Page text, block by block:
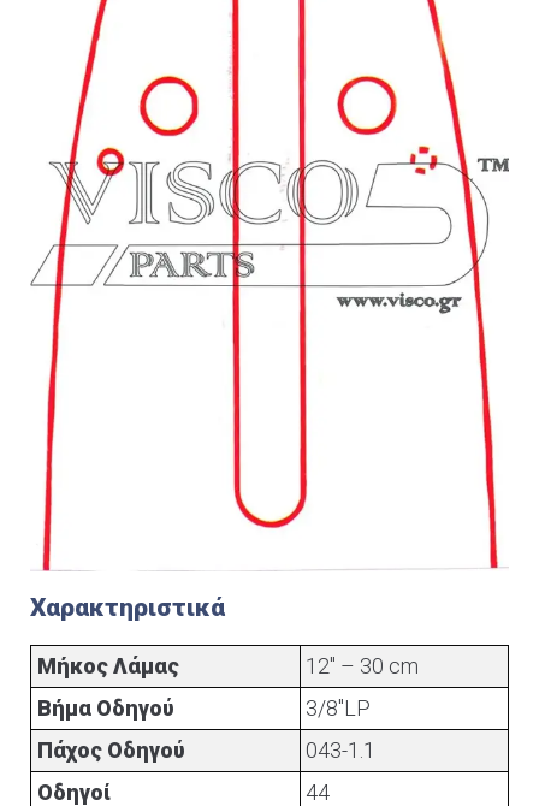
Χαρακτηριστικά
Μήκος Λάμας
12" – 30 cm
Βήμα Οδηγού
3/8"LP
Πάχος Οδηγού
043-1.1
Οδηγοί
44